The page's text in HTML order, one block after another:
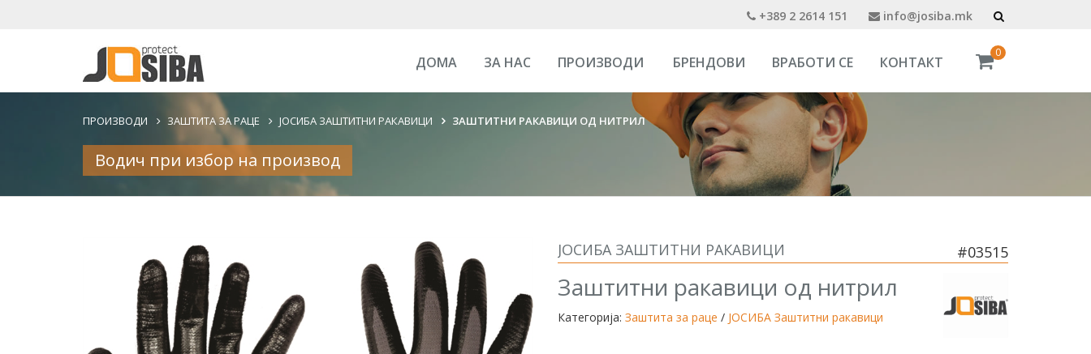
+389 2 2614 151 info@josiba.mk
0
ДОМА ЗА НАС ПРОИЗВОДИ БРЕНДОВИ ВРАБОТИ СЕ КОНТАКТ
ПРОИЗВОДИ ЗАШТИТА ЗА РАЦЕ ЈОСИБА ЗАШТИТНИ РАКАВИЦИ ЗАШТИТНИ РАКАВИЦИ ОД НИТРИЛ
Водич при избор на производ
ЈОСИБА ЗАШТИТНИ РАКАВИЦИ #03515
Заштитни ракавици од нитрил
Категорија: Заштита за раце / ЈОСИБА Заштитни ракавици